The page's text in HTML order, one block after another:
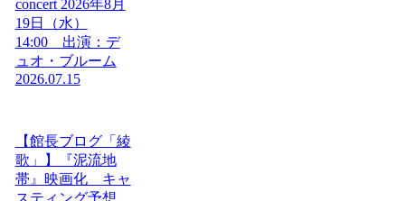
concert 2026年8月
19日（水）
14:00 出演：デ
ュオ・ブルーム
2026.07.15
【館長ブログ「綾
歌」】『泥流地
帯』映画化 キャ
スティング予想